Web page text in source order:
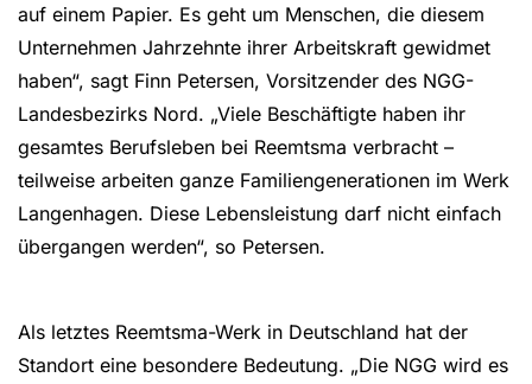
auf einem Papier. Es geht um Menschen, die diesem
Unternehmen Jahrzehnte ihrer Arbeitskraft gewidmet
haben“, sagt Finn Petersen, Vorsitzender des NGG-
Landesbezirks Nord. „Viele Beschäftigte haben ihr
gesamtes Berufsleben bei Reemtsma verbracht –
teilweise arbeiten ganze Familiengenerationen im Werk
Langenhagen. Diese Lebensleistung darf nicht einfach
übergangen werden“, so Petersen.
Als letztes Reemtsma-Werk in Deutschland hat der
Standort eine besondere Bedeutung. „Die NGG wird es